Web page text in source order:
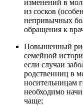
изменений в
из сосков
непривычных
обращения к
Повышенный
семейной
если случаи
родственниц в
носительницам
необходимо
чаще;